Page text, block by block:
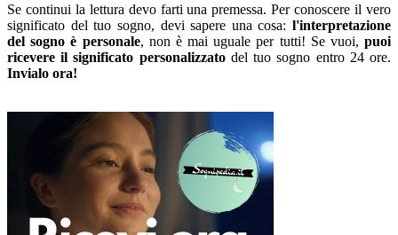
Se continui la lettura devo farti una premessa. Per conoscere il vero
significato del tuo sogno, devi sapere una cosa: l'interpretazione
del sogno è personale, non è mai uguale per tutti! Se vuoi, puoi
ricevere il significato personalizzatodel tuo sogno entro 24 ore.
Invialo ora!